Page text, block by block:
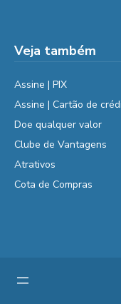
Veja também
Assine | PIX
Assine | Cartão de
Doe qualquer valor
Clube de Vantagens
Atrativos
Cota de Compras